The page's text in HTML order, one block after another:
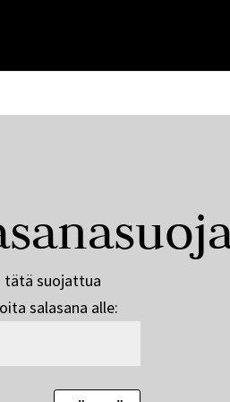
tätä suojattua
salasana alle: